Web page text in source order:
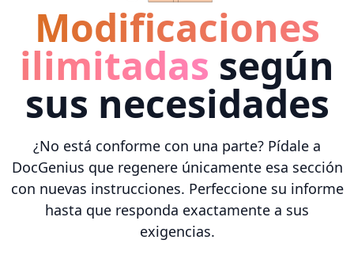
Modificaciones
ilimitadas según
sus necesidades
¿No está conforme con una parte? Pídale a
DocGenius que regenere únicamente esa sección
con nuevas instrucciones. Perfeccione su informe
hasta que responda exactamente a sus
exigencias.